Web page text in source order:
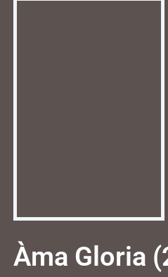
Àma Gloria